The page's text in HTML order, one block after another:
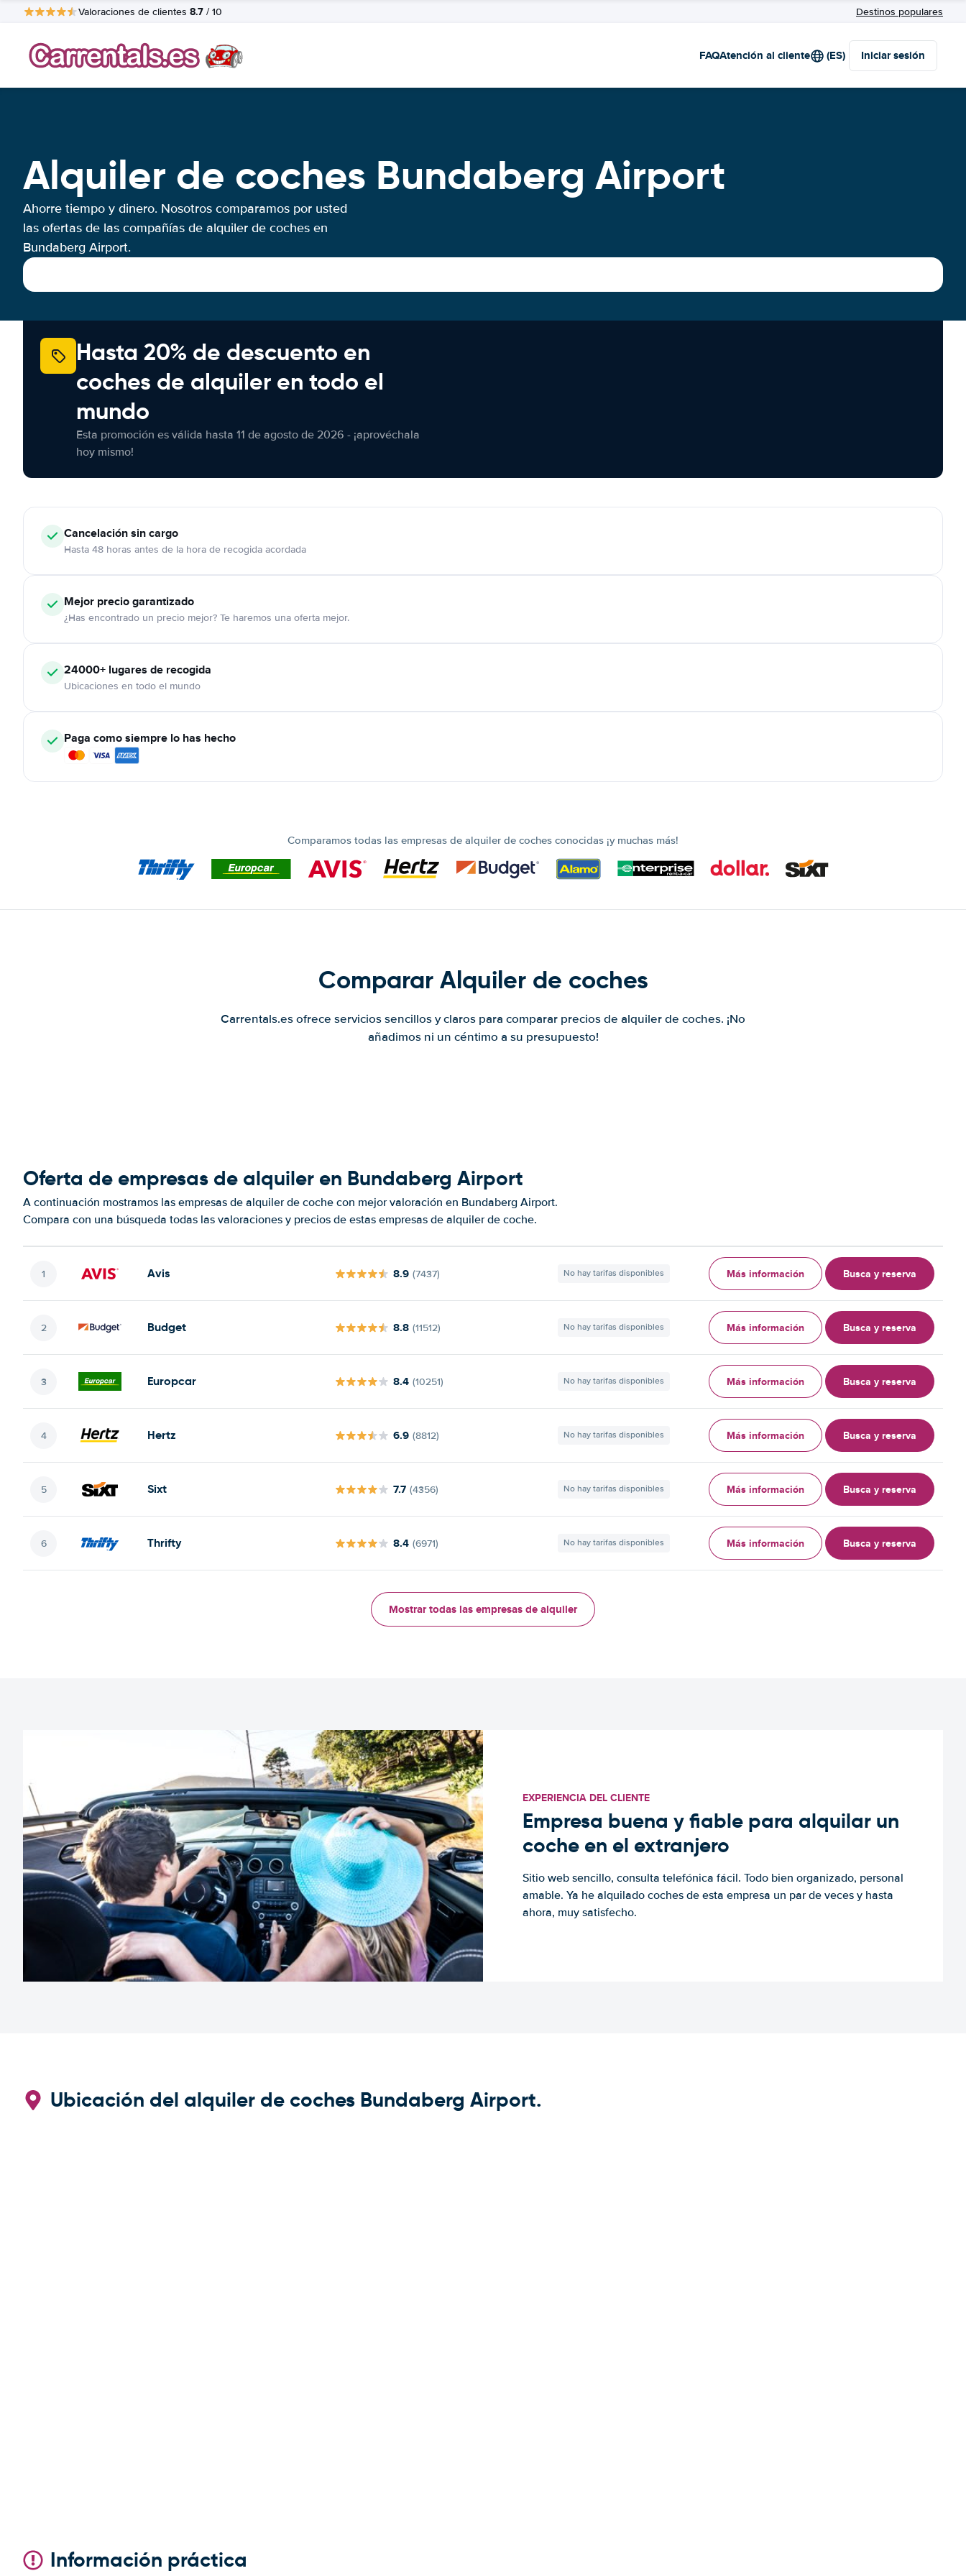
Valoraciones de clientes 8.7 / 10 Destinos populares
FAQAtención al cliente (ES) Iniciar sesión
Alquiler de coches Bundaberg Airport
Ahorre tiempo y dinero. Nosotros comparamos por usted
las ofertas de las compañías de alquiler de coches en
Bundaberg Airport.
Hasta 20% de descuento en
coches de alquiler en todo el
mundo
Esta promoción es válida hasta 11 de agosto de 2026 - ¡aprovéchala
hoy mismo!
Cancelaciónsin cargo
Hasta 48 horas antes de la hora de recogida acordada
Mejor precio garantizado
¿Has encontrado un precio mejor? Te haremos una oferta mejor.
24000+ lugares de recogida
Ubicaciones en todo el mundo
Paga como siempre lo has hecho
Comparamos todas las empresas de alquiler de coches conocidas ¡y muchas más!
Comparar Alquiler de coches
Carrentals.es ofrece servicios sencillos y claros para comparar precios de alquiler de coches. ¡No
añadimos ni un céntimo a su presupuesto!
Oferta de empresas de alquiler en Bundaberg Airport
A continuación mostramos las empresas de alquiler de coche con mejor valoración en Bundaberg Airport.
Compara con una búsqueda todas las valoraciones y precios de estas empresas de alquiler de coche.
Avis 8.9 (7437) No hay tarifas disponibles Más información Busca y reserva
Budget 8.8 (11512) No hay tarifas disponibles Más información Busca y reserva
Europcar 8.4 (10251) No hay tarifas disponibles Más información Busca y reserva
Hertz 6.9 (8812) No hay tarifas disponibles Más información Busca y reserva
Sixt 7.7 (4356) No hay tarifas disponibles Más información Busca y reserva
Thrifty 8.4 (6971) No hay tarifas disponibles Más información Busca y reserva
Mostrar todas las empresas de alquiler
EXPERIENCIA DEL CLIENTE
Empresa buena y fiable para alquilar un
coche en el extranjero
Sitio web sencillo, consulta telefónica fácil. Todo bien organizado, personal
amable. Ya he alquilado coches de esta empresa un par de veces y hasta
ahora, muy satisfecho.
Ubicación del alquiler de coches Bundaberg Airport.
Información práctica